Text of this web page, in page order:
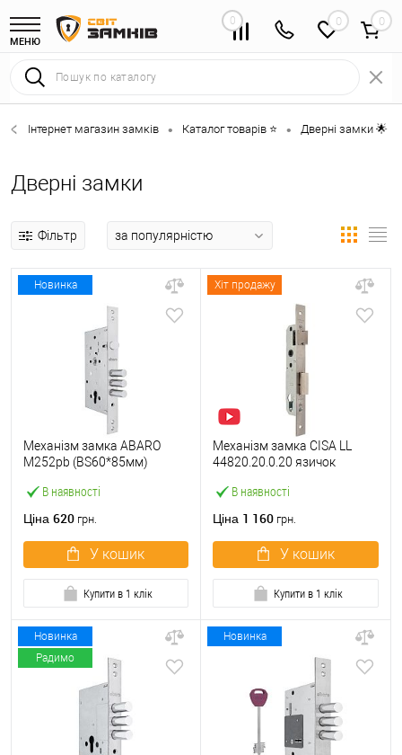
МЕНЮ
0 0
Інтернет магазин замків • Каталог товарів ⭐ • Дверні замки 🌟
Дверні замки
Фільтр
Новинка
В наявності
Механізм замка ABARO
M252pb (BS60*85мм)
пакування без зв.планки
Ціна 620 грн.
У кошик
Купити в 1 клік
Хіт продажу
В наявності
Механізм замка CISA LL
44820.20.0.20 язичок
нержавіюча сталь
Ціна 1 160 грн.
У кошик
Купити в 1 клік
Новинка
Радимо
Новинка